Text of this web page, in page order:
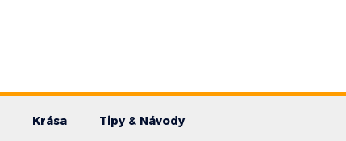
Krása Tipy & Návody